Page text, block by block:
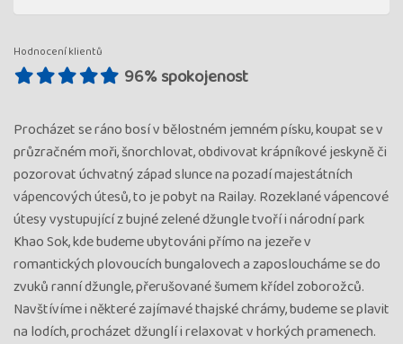
Hodnocení klientů
96% spokojenost
Procházet se ráno bosí v bělostném jemném písku, koupat se v
průzračném moři, šnorchlovat, obdivovat krápníkové jeskyně či
pozorovat úchvatný západ slunce na pozadí majestátních
vápencových útesů, to je pobyt na Railay. Rozeklané vápencové
útesy vystupující z bujné zelené džungle tvoří i národní park
Khao Sok, kde budeme ubytováni přímo na jezeře v
romantických plovoucích bungalovech a zaposloucháme se do
zvuků ranní džungle, přerušované šumem křídel zoborožců.
Navštívíme i některé zajímavé thajské chrámy, budeme se plavit
na lodích, procházet džunglí i relaxovat v horkých pramenech.